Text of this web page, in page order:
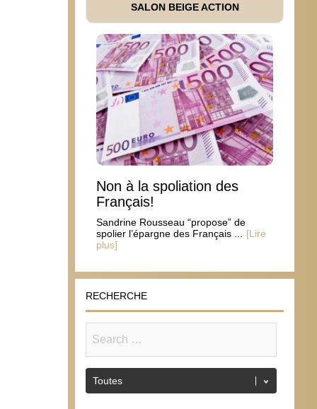
SALON BEIGE ACTION
Non à la spoliation des
Français!
Sandrine Rousseau “propose” de
spolier l’épargne des Français ...
[Lire
plus]
RECHERCHE